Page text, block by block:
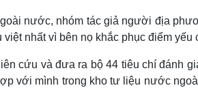
nước, nhóm tác giả người địa
nhất vì bên nọ khắc phục điểm yếu
cứu và đưa ra bộ 44 tiêu chí đánh
với mình trong kho tư liệu nước